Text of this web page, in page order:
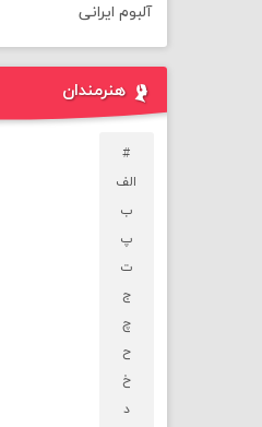
آلبوم ایرانی
هنرمندان
#
الف
ب
پ
ت
ج
چ
ح
خ
د